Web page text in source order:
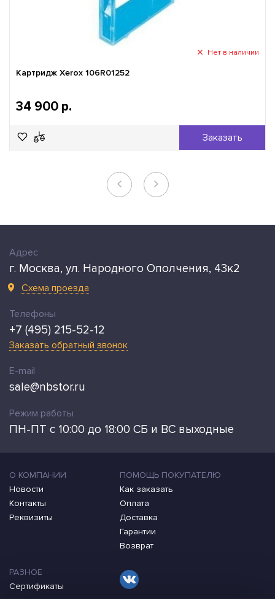
Нет в наличии
Картридж Xerox 106R01252
34 900 р.
Заказать
Адрес
г. Москва, ул. Народного Ополчения, 43к2
Схема проезда
Телефоны
+7 (495) 215-52-12
Заказать обратный звонок
E-mail
sale@nbstor.ru
Режим работы
ПН-ПТ с 10:00 до 18:00 СБ и ВС выходные
О КОМПАНИИ
Новости
Контакты
Реквизиты
ПОМОЩЬ ПОКУПАТЕЛЮ
Как заказать
Оплата
Доставка
Гарантии
Возврат
РАЗНОЕ
Сертификаты